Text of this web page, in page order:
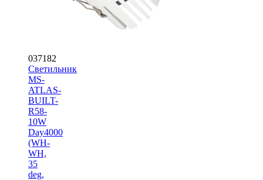
037182
Светильник
MS-
ATLAS-
BUILT-
R58-
10W
Day4000
(WH-
WH,
35
deg,